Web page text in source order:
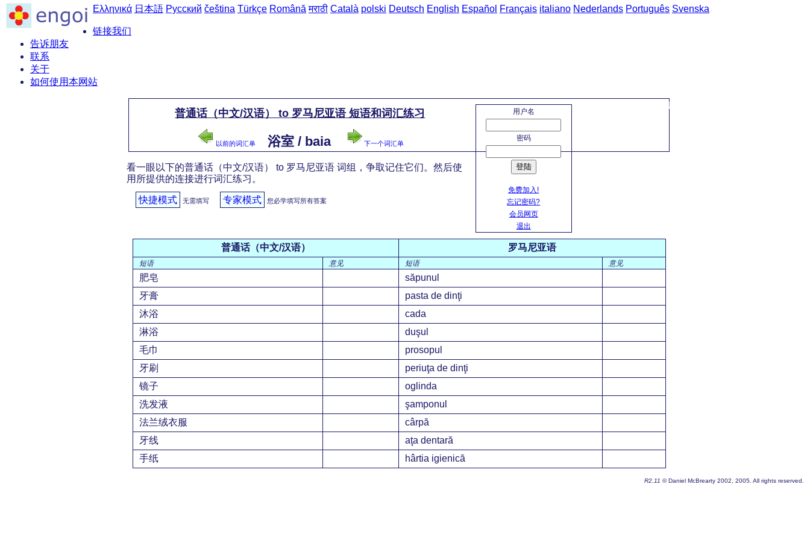
Ελληνικά 日本語 Русский čeština Türkçe Română मराठी Català polski Deutsch English Español Français italiano Nederlands Português Svenska
链接我们
告诉朋友
联系
关于
如何使用本网站
普通话-罗马尼亚语 短语
用户名
密码
登陆
免费加入!
忘记密码?
会员网页
退出
普通话（中文/汉语） to 罗马尼亚语 短语和词汇练习
以前的词汇单 浴室 / baia 下一个词汇单
看一眼以下的普通话（中文/汉语） to 罗马尼亚语 词组，争取记住它们。然后使
用所提供的连接进行词汇练习。
快捷模式 无需填写 专家模式 您必学填写所有答案
普通话（中文/汉语） 罗马尼亚语
短语 意见 短语 意见
肥皂
săpunul
牙膏
pasta de dinţi
沐浴
cada
淋浴
duşul
毛巾
prosopul
牙刷
periuţa de dinţi
镜子
oglinda
洗发液
şamponul
法兰绒衣服
cârpă
牙线
aţa dentară
手纸
hârtia igienică
R2.11 © Daniel McBrearty 2002, 2005. All rights reserved.